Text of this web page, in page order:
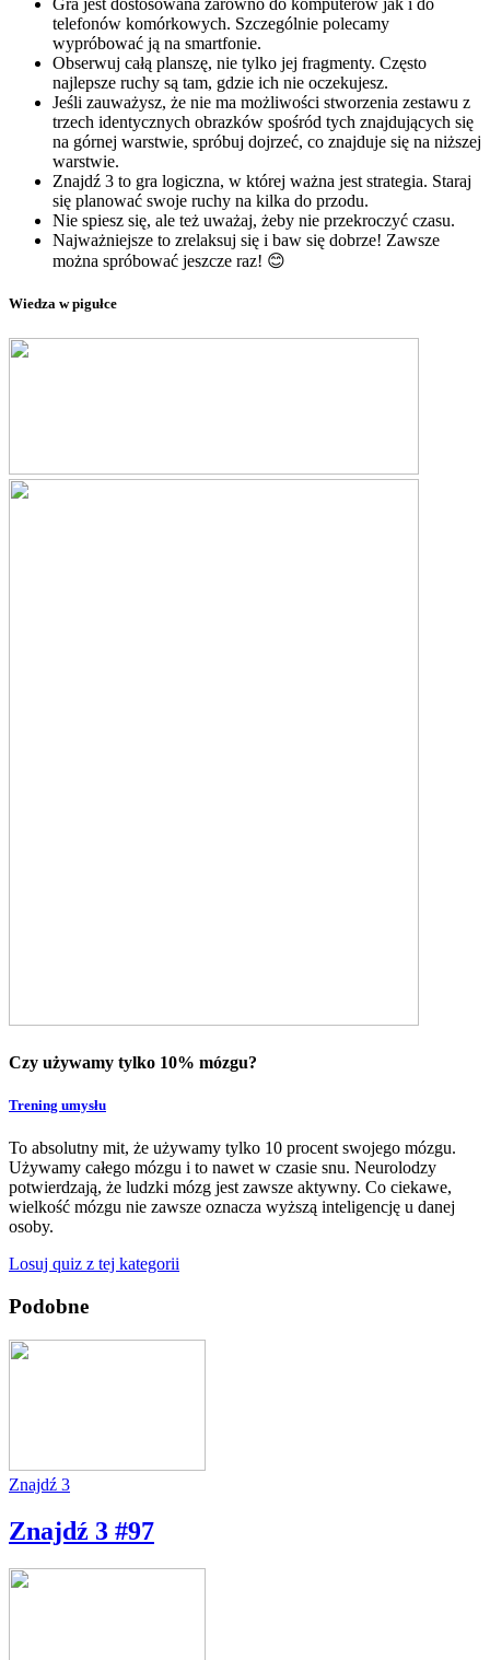
Gra jest dostosowana zarówno do komputerów jak i do
telefonów komórkowych. Szczególnie polecamy
wypróbować ją na smartfonie.
Obserwuj całą planszę, nie tylko jej fragmenty. Często
najlepsze ruchy są tam, gdzie ich nie oczekujesz.
Jeśli zauważysz, że nie ma możliwości stworzenia zestawu z
trzech identycznych obrazków spośród tych znajdujących się
na górnej warstwie, spróbuj dojrzeć, co znajduje się na niższej
warstwie.
Znajdź 3 to gra logiczna, w której ważna jest strategia. Staraj
się planować swoje ruchy na kilka do przodu.
Nie spiesz się, ale też uważaj, żeby nie przekroczyć czasu.
Najważniejsze to zrelaksuj się i baw się dobrze! Zawsze
można spróbować jeszcze raz! 😊
Wiedza w pigułce
Czy używamy tylko 10% mózgu?
Trening umysłu
To absolutny mit, że używamy tylko 10 procent swojego mózgu.
Używamy całego mózgu i to nawet w czasie snu. Neurolodzy
potwierdzają, że ludzki mózg jest zawsze aktywny. Co ciekawe,
wielkość mózgu nie zawsze oznacza wyższą inteligencję u danej
osoby.
Losuj quiz z tej kategorii
Podobne
Znajdź 3
Znajdź 3 #97